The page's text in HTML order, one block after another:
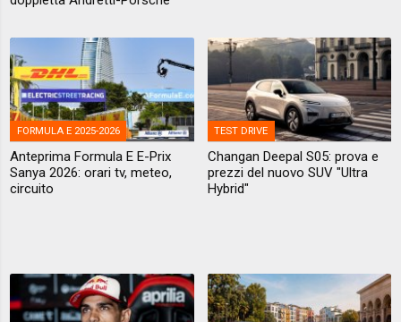
FORMULA E 2025-2026
Anteprima Formula E E-Prix
Sanya 2026: orari tv, meteo,
circuito
TEST DRIVE
Changan Deepal S05: prova e
prezzi del nuovo SUV "Ultra
Hybrid"